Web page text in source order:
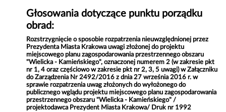
Głosowania dotyczące punktu porządku
obrad:
Rozstrzygnięcie o sposobie rozpatrzenia nieuwzględnionej przez
Prezydenta Miasta Krakowa uwagi złożonej do projektu
miejscowego planu zagospodarowania przestrzennego obszaru
"Wielicka - Kamieńskiego", oznaczonej numerem 2 (w zakresie pkt
nr 1, 4 oraz częściowo w zakresie pkt nr 2, 3, 5 uwagi) w Załączniku
do Zarządzenia Nr 2492/2016 z dnia 27 września 2016 r. w
sprawie rozpatrzenia uwag złożonych do wyłożonego do
publicznego wglądu projektu miejscowego planu zagospodarowania
przestrzennego obszaru "Wielicka - Kamieńskiego" /
projektodawca Prezydent Miasta Krakowa/ Druk nr 1992